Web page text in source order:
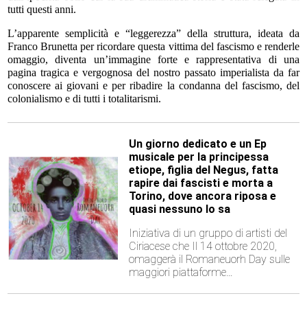
tutti questi anni.
L’apparente semplicità e “leggerezza” della struttura, ideata da
Franco Brunetta per ricordare questa vittima del fascismo e renderle
omaggio, diventa un’immagine forte e rappresentativa di una
pagina tragica e vergognosa del nostro passato imperialista da far
conoscere ai giovani e per ribadire la condanna del fascismo, del
colonialismo e di tutti i totalitarismi.
Un giorno dedicato e un Ep
musicale per la principessa
etiope, figlia del Negus, fatta
rapire dai fascisti e morta a
Torino, dove ancora riposa e
quasi nessuno lo sa
Iniziativa di un gruppo di artisti del
Ciriacese che Il 14 ottobre 2020,
omaggerà il Romaneuorh Day sulle
maggiori piattaforme…